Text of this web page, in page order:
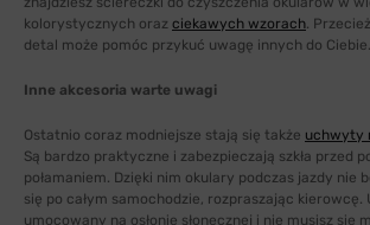
kolorystycznych oraz ciekawych wzorach.
detal może pomóc przykuć uwagę innych do Ciebie.
Inne akcesoria warte uwagi
Ostatnio coraz modniejsze stają się także uchwyty
Są bardzo praktyczne i zabezpieczają szkła przed
połamaniem. Dzięki nim okulary podczas jazdy nie
się po całym samochodzie, rozpraszając
umocowany na osłonie słonecznej i nie musisz się